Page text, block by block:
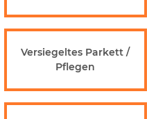
Versiegeltes Parkett /
Pflegen